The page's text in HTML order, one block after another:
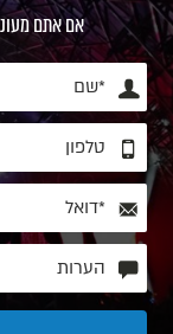
אם אתם